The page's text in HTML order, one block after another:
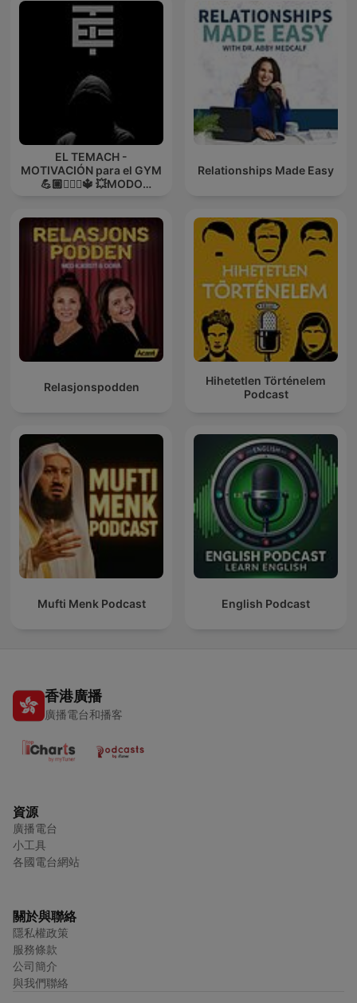
EL TEMACH -
MOTIVACIÓN para el GYM
💪🏼🏋🏻‍♀🔱 💥MODO
Relationships Made Easy
Relasjonspodden
Hihetetlen Történelem
Podcast
Mufti Menk Podcast English Podcast
香港廣播
廣播電台和播客
資源
廣播電台
小工具
各國電台網站
關於與聯絡
隱私權政策
服務條款
公司簡介
與我們聯絡